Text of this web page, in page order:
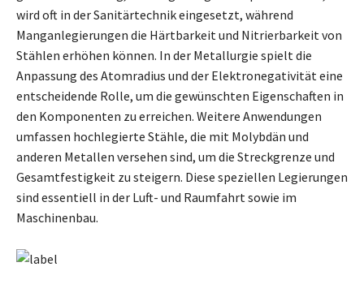
wird oft in der Sanitärtechnik eingesetzt, während
Manganlegierungen die Härtbarkeit und Nitrierbarkeit von
Stählen erhöhen können. In der Metallurgie spielt die
Anpassung des Atomradius und der Elektronegativität eine
entscheidende Rolle, um die gewünschten Eigenschaften in
den Komponenten zu erreichen. Weitere Anwendungen
umfassen hochlegierte Stähle, die mit Molybdän und
anderen Metallen versehen sind, um die Streckgrenze und
Gesamtfestigkeit zu steigern. Diese speziellen Legierungen
sind essentiell in der Luft- und Raumfahrt sowie im
Maschinenbau.